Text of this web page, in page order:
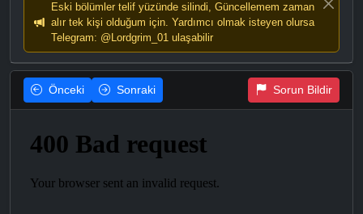
Eski bölümler telif yüzünde silindi, Güncellemem zaman
alır tek kişi olduğum için. Yardımcı olmak isteyen olursa
Telegram: @Lordgrim_01 ulaşabilir
Önceki Sonraki Sorun Bildir